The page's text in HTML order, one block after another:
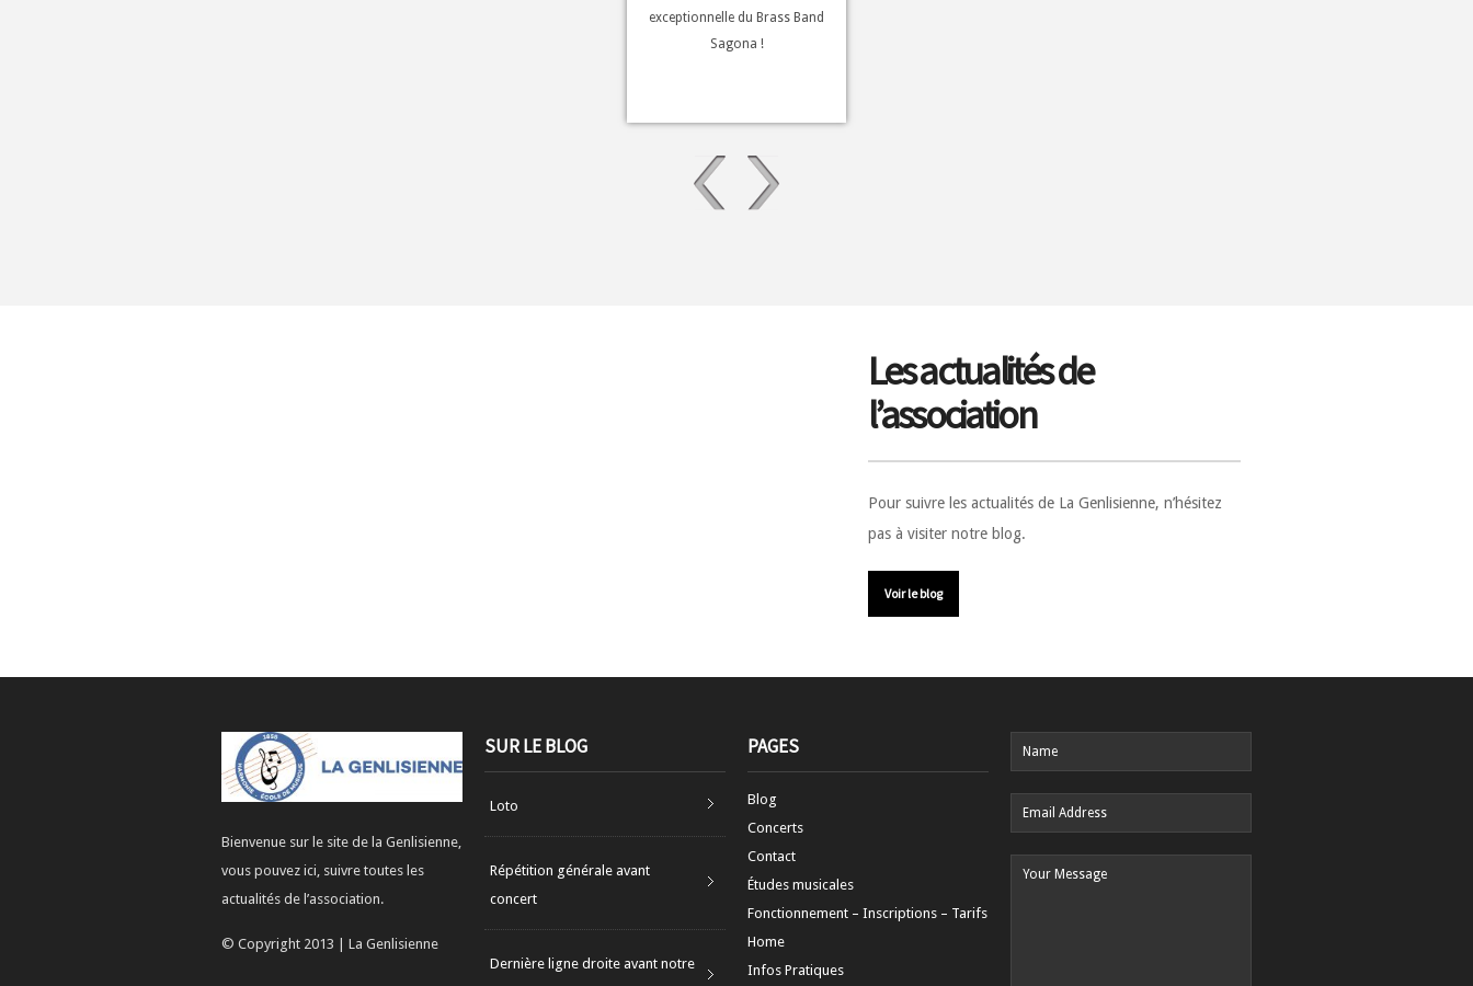
exceptionnelle du Brass Band
Sagona !
Les actualités de
l’association
Pour suivre les actualités de La Genlisienne, n’hésitez
pas à visiter notre blog.
Voir le blog
Bienvenue sur le site de la Genlisienne,
vous pouvez ici, suivre toutes les
actualités de l’association.
© Copyright 2013 | La Genlisienne
SUR LE BLOG
Loto
Répétition générale avant
concert
Dernière ligne droite avant notre
PAGES
Blog
Concerts
Contact
Études musicales
Fonctionnement – Inscriptions – Tarifs
Home
Infos Pratiques